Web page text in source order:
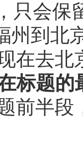
只会保
州到北
在去北
标题的
前半段